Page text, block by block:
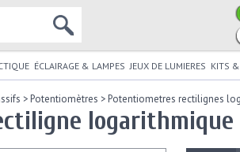
ÉCLAIRAGE & LAMPES JEUX DE LUMIERES KITS
>Potentiomètres >Potentiometres rectilignes
logarithmique